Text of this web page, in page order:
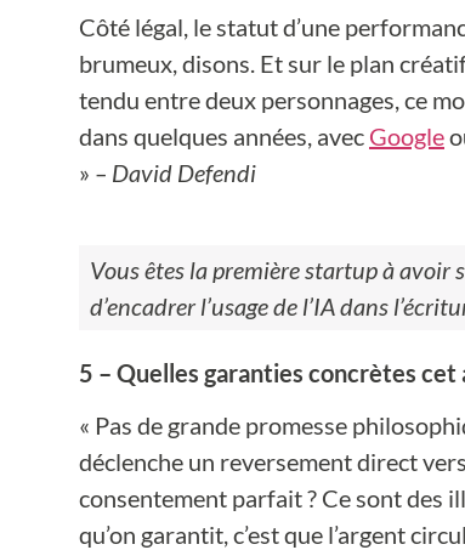
Côté légal, le statut d’une
brumeux, disons. Et sur le plan
tendu entre deux personnages, ce
dans quelques années, avec Google
» – David Defendi
Vous êtes la première startup à avoir
d’encadrer l’usage de l’IA dans
5 – Quelles garanties concrètes
« Pas de grande promesse
déclenche un reversement direct
consentement parfait ? Ce sont des
qu’on garantit, c’est que l’argent